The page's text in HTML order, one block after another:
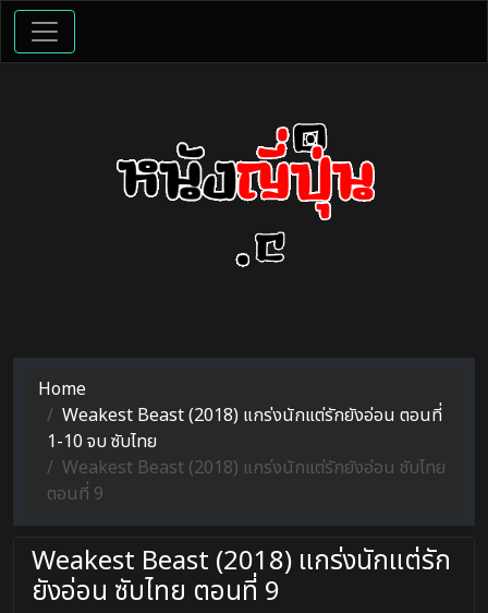
Home
Weakest Beast (2018) แกร่งนักแต่รักยังอ่อน ตอนที่
1-10 จบ ซับไทย
Weakest Beast (2018) แกร่งนักแต่รักยังอ่อน ซับไทย
ตอนที่ 9
Weakest Beast (2018) แกร่งนักแต่รัก
ยังอ่อน ซับไทย ตอนที่ 9